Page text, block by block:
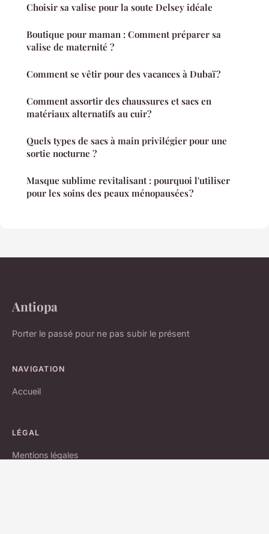
Choisir sa valise pour la soute Delsey idéale
Boutique pour maman : Comment préparer sa
valise de maternité ?
Comment se vêtir pour des vacances à Dubaï ?
Comment assortir des chaussures et sacs en
matériaux alternatifs au cuir?
Quels types de sacs à main privilégier pour une
sortie nocturne ?
Masque sublime revitalisant : pourquoi l'utiliser
pour les soins des peaux ménopausées ?
Antiopa
Porter le passé pour ne pas subir le présent
NAVIGATION
Accueil
LÉGAL
Mentions légales